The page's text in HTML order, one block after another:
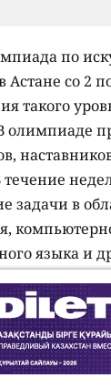
по
со 2
такого
олимпиаде
задачи в
языка и
получили: